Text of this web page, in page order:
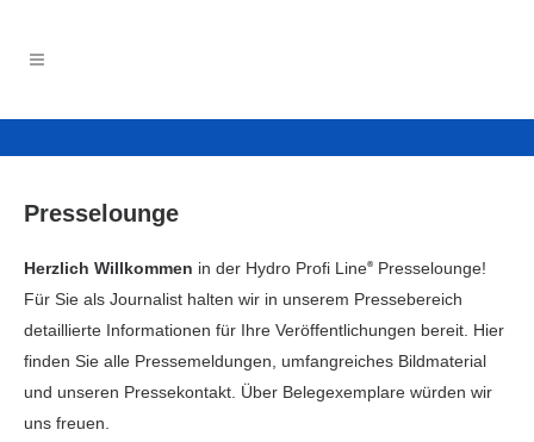
Presselounge
Herzlich Willkommen in der Hydro Profi Line®
Presselounge!
Für Sie als Journalist halten wir in unserem Pressebereich
detaillierte Informationen für Ihre Veröffentlichungen bereit. Hier
finden Sie alle Pressemeldungen, umfangreiches Bildmaterial
und unseren Pressekontakt. Über Belegexemplare würden wir
uns freuen.